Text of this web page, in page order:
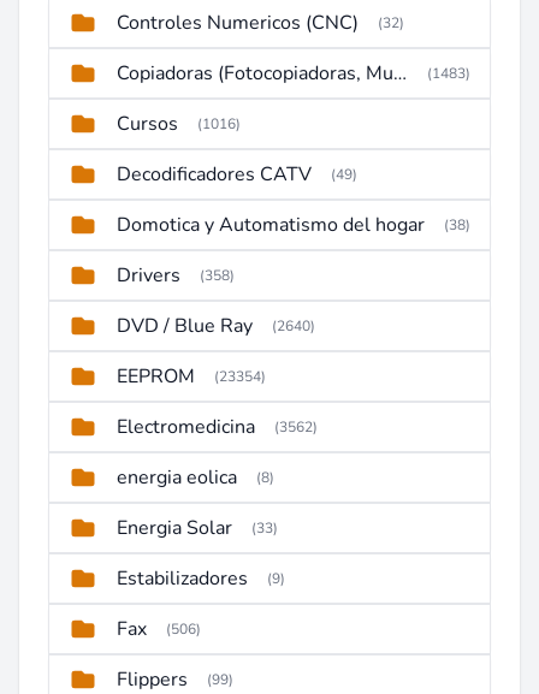
Controles Numericos (CNC) (32)
Copiadoras (Fotocopiadoras, Multifunctions, Ploter, etc) (1483)
Cursos (1016)
Decodificadores CATV (49)
Domotica y Automatismo del hogar (38)
Drivers (358)
DVD / Blue Ray (2640)
EEPROM (23354)
Electromedicina (3562)
energia eolica (8)
Energia Solar (33)
Estabilizadores (9)
Fax (506)
Flippers (99)